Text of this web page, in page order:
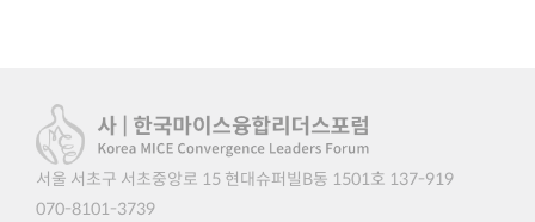
서울 서초구 서초중앙로 15 현대슈퍼빌B동 1501호 137-919
070-8101-3739